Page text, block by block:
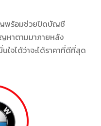
พร้อมช่วยปิดบัญชี
หาตามมาภายหลัง
ใจได้ว่าจะได้ราคาที่ดีที่สุด